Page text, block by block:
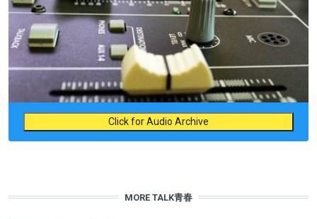
Click for Audio Archive
MORE TALK青春